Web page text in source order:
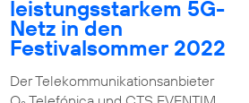
leistungsstarkem 5G-
Netz in den
Festivalsommer 2022
Der Telekommunikationsanbieter